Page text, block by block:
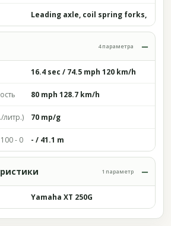
Leading axle, coil spring forks,
4 параметра
16.4 sec / 74.5 mph 120 km/h
80 mph 128.7 km/h
литр.) 70 mp/g
- 0 - / 41.1 m
1 параметр
Yamaha XT 250G